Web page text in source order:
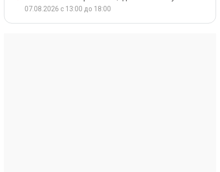
07.08.2026 с 13:00 до 18:00